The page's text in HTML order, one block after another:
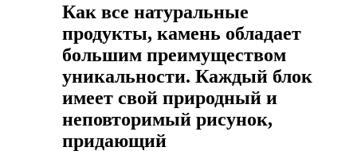
Как все натуральные
продукты, камень обладает
большим преимуществом
уникальности. Каждый блок
имеет свой природный и
неповторимый рисунок,
придающий